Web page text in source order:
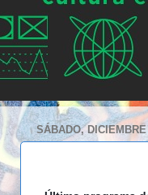
SÁBADO,